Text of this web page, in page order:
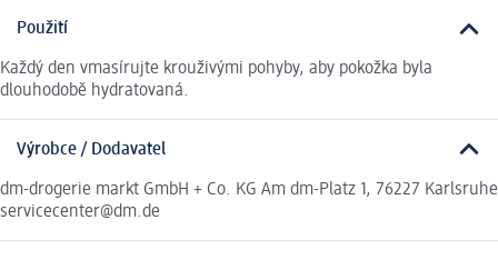
Použití
Každý den vmasírujte krouživými pohyby, aby pokožka byla
dlouhodobě hydratovaná.
Výrobce / Dodavatel
dm-drogerie markt GmbH + Co. KG Am dm-Platz 1, 76227 Karlsruhe
servicecenter@dm.de